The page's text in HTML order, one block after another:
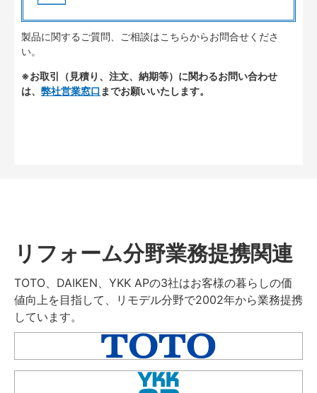
製品に関するご質問、ご相談はこちらからお問合せくださ
い。
※お取引（見積り、注文、納期等）に関わるお問い合わせ
は、 弊社営業窓口 までお願いいたします。
リフォーム分野業務提携関連
TOTO、DAIKEN、YKK APの3社はお客様の暮らしの価
値向上を目指して、リモデル分野で2002年から業務提携
しています。